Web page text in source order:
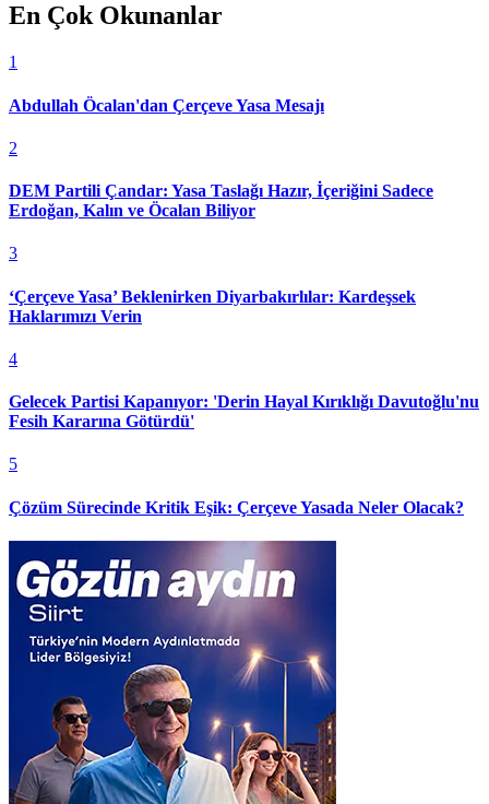
En Çok Okunanlar
1
Abdullah Öcalan'dan Çerçeve Yasa Mesajı
2
DEM Partili Çandar: Yasa Taslağı Hazır, İçeriğini Sadece
Erdoğan, Kalın ve Öcalan Biliyor
3
‘Çerçeve Yasa’ Beklenirken Diyarbakırlılar: Kardeşsek
Haklarımızı Verin
4
Gelecek Partisi Kapanıyor: 'Derin Hayal Kırıklığı Davutoğlu'nu
Fesih Kararına Götürdü'
5
Çözüm Sürecinde Kritik Eşik: Çerçeve Yasada Neler Olacak?